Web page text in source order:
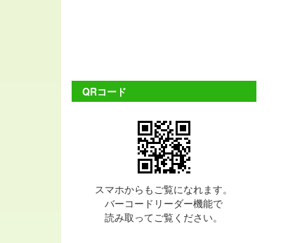
QRコード
スマホからもご覧になれます。
バーコードリーダー機能で
読み取ってご覧ください。